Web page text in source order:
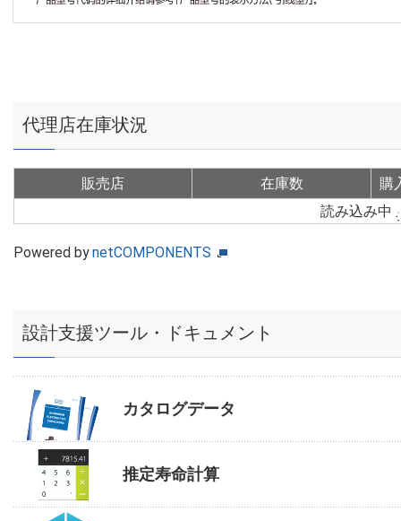
代理店在庫状況
販売店 在庫数
購
読み込み中
Powered bynetCOMPONENTS
設計支援ツール・ドキュメント
カタログデータ
推定寿命計算